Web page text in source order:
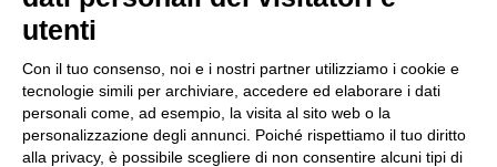
Informativa privacy
utenti
Con il tuo consenso, noi e i nostri partner utilizziamo i cookie e
tecnologie simili per archiviare, accedere ed elaborare i dati
personali come, ad esempio, la visita al sito web o la
personalizzazione degli annunci. Poiché rispettiamo il tuo diritto
alla privacy, è possibile scegliere di non consentire alcuni tipi di